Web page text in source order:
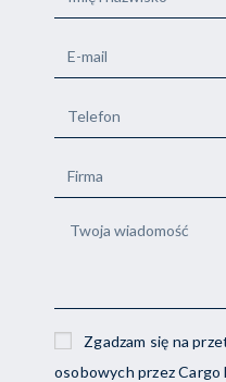
Zgadzam się na
osobowych przez Cargo